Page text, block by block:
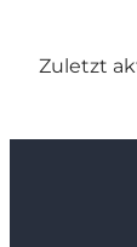
Zuletzt